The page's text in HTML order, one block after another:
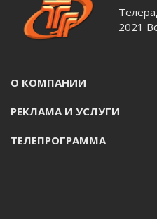
2021
О КОМПАНИИ
РЕКЛАМА И УСЛУГИ
ТЕЛЕПРОГРАММА